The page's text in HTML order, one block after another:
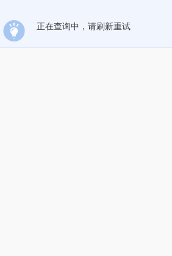
正在查询中，请刷新重试